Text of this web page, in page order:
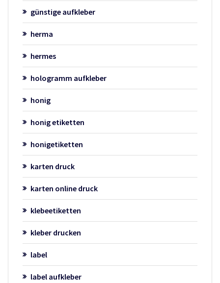
günstige aufkleber
herma
hermes
hologramm aufkleber
honig
honig etiketten
honigetiketten
karten druck
karten online druck
klebeetiketten
kleber drucken
label
label aufkleber